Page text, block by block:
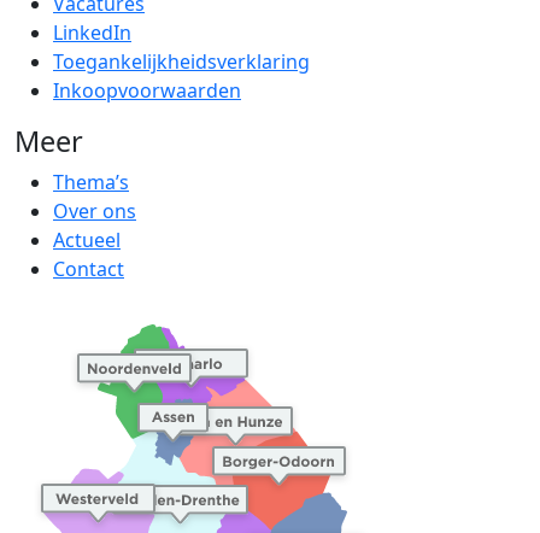
LinkedIn
Toegankelijkheidsverklaring
Inkoopvoorwaarden
Meer
Thema’s
Over ons
Actueel
Contact